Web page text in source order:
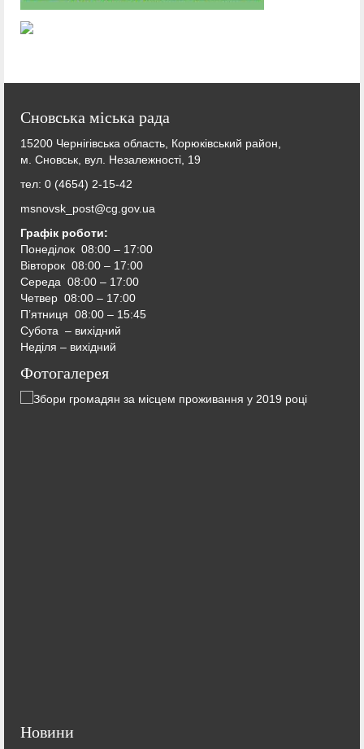
Сновська міська рада
15200 Чернігівська область, Корюківський район,
м. Сновськ, вул. Незалежності, 19
тел: 0 (4654) 2-15-42
msnovsk_post@cg.gov.ua
Графік роботи:
Понеділок 08:00 – 17:00
Вівторок 08:00 – 17:00
Середа 08:00 – 17:00
Четвер 08:00 – 17:00
П’ятниця 08:00 – 15:45
Субота – вихідний
Неділя – вихідний
Фотогалерея
Новини